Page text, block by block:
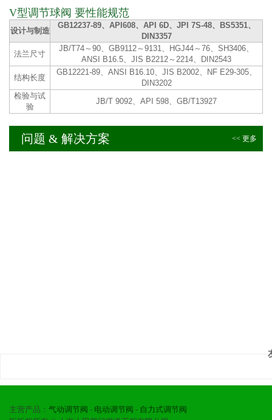
V型调节球阀 要性能规范
设计与制造
GB12237-89、API608、API 6D、JPI 7S-48、BS5351、
DIN3357
法兰尺寸
JB/T74～90、GB9112～9131、HGJ44～76、SH3406、
ANSI B16.5、JIS B2212～2214、DIN2543
结构长度
GB12221-89、ANSI B16.10、JIS B2002、NF E29-305、
DIN3202
检验与试
验
JB/T 9092、API 598、GB/T13927
问题 & 解决方案 << 更多
主营产品： 气动调节阀 - 电动调节阀 - 自力式调节阀